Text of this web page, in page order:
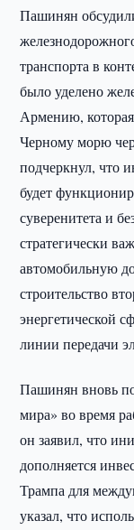
Пашинян
транспорта в
было уделено
Армению,
Черному морю
подчеркнул, что
будет
суверенитета и
стратегически
автомобильную
строительство
энергетической
линии передачи
Пашинян вновь
мира» во время
он заявил, что
дополняется
Трампа для
указал, что